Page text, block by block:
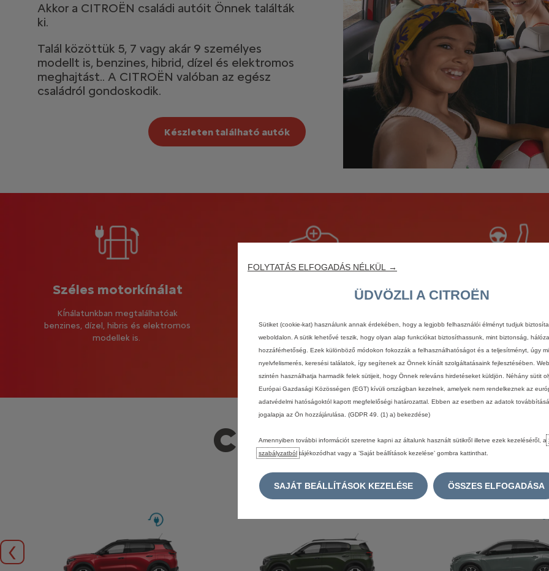
Akkor a CITROËN családi autóit Önnek találták
ki.
Talál közöttük 5, 7 vagy akár 9 személyes
modellt is, benzines, hibrid, dízel és elektromos
meghajtást.. A CITROËN valóban az egész
családról gondoskodik.
Készleten található autók
Széles motorkínálat
KÍnálatunkban megtalálhatóak
benzines, dízel, hibris és elektromos
modellek is.
Sokoldalúság és
5, 7 vagy akár 9 üléssel is választhatja
az Önnek legmegfelelőbb járművet.
Fokozott
Tökéletes Citroën
Advanced Comfort®
köszönhetően. A
igányeihez igazodnak -
és modulárisak.
Citroën családi
Előző
FOLYTATÁS ELFOGADÁS NÉLKÜL →
ÜDVÖZLI A CITROËN
Sütiket (cookie-kat) használunk annak érdekében, hogy a legjobb felhasználói élményt tudjuk
weboldalon. A sütik lehetővé teszik, hogy olyan alap funkciókat biztosíthassunk, mint biztonság,
hozzáférhetőség. Ezek különböző módokon fokozzák a felhasználhatóságot és a teljesítményt, úgy
nyelvfelismerés, keresési találatok, így segítenek az Önnek kínált szolgáltatásaink fejlesztésében.
szintén használhatja harmadik felek sütijeit, hogy Önnek releváns hirdetéseket küldjön. Néhány sütit
Európai Gazdasági Közösségen (EGT) kívüli országban kezelnek, amelyek nem rendelkeznek az
adatvédelmi hatóságoktól kapott megfelelőségi határozattal. Ebben az esetben az adatok
jogalapja az Ön hozzájárulása. (GDPR 49. (1) a) bekezdése)
Amennyiben további információt szeretne kapni az általunk használt sütikről illetve ezek kezeléséről, a
szabályzatból tájékozódhat vagy a ’Saját beállítások kezelése’ gombra kattinthat.
SAJÁT BEÁLLÍTÁSOK KEZELÉSE ÖSSZES ELFOGADÁSA